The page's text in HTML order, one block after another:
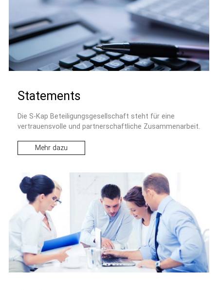
Statements
Die S-Kap Beteiligungsgesellschaft steht für eine
vertrauensvolle und partnerschaftliche Zusammenarbeit.
Mehr dazu